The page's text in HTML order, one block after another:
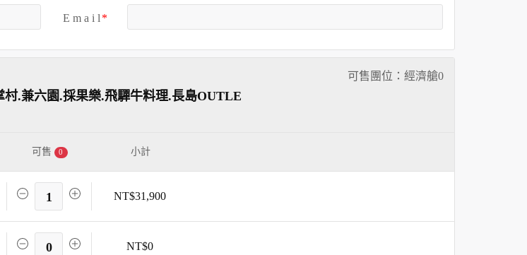
E m a i l
可售團位：經濟艙0
村.兼六園.採果樂.飛驒牛料理.長島OUTLE
可售 0 小計
1 NT$31,900
0 NT$0